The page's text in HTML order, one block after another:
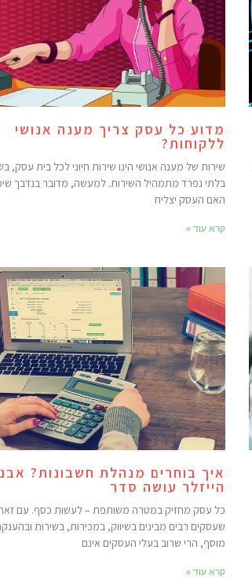
מדוע כל עסק צריך מענה אנושי
ללקוחות?
שירות של מענה אנושי הינו שירות חיוני לכל בית עסק,
בלתי נפרד מתמהיל השירות. למעשה, מדובר בנדבך
האם העסק יצליח
קרא עוד »
איך בוחרים מנהלת חשבונות?
הייזלר עושה סדר
כל עסק מחזיק במטרה משותפת – לעשות כסף. עם
שעסקים רבים מבינים בשיווק, במכירות, בשירות
מוסף, הרי שרוב בעלי העסקים אינם
קרא עוד »